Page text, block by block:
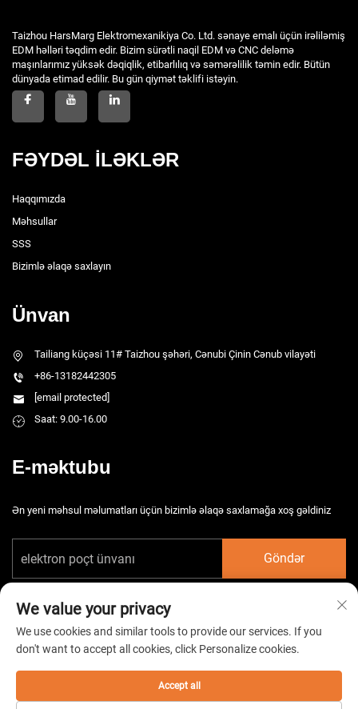
Taizhou HarsMarg Elektromexanikiya Co. Ltd. sənaye emalı üçün irəliləmiş
EDM həlləri təqdim edir. Bizim sürətli naqil EDM və CNC deləmə
maşınlarımız yüksək dəqiqlik, etibarlılıq və səmərəlilik təmin edir. Bütün
dünyada etimad edilir. Bu gün qiymət təklifi istəyin.
FƏYDƏL İLƏKLƏR
Haqqımızda
Məhsullar
SSS
Bizimlə əlaqə saxlayın
Ünvan
Tailiang küçəsi 11# Taizhou şəhəri, Cənubi Çinin Cənub vilayəti
+86-13182442305
[email protected]
Saat: 9.00-16.00
E-məktubu
Ən yeni məhsul məlumatları üçün bizimlə əlaqə saxlamağa xoş gəldiniz
Göndər
Copyright © 2026 Çin Taizhou HarsMarg Elektromexaniki Şirkəti Ltd. Bütün
hüquqlar qorunur. - Gizlilik Siyasəti
We value your privacy
We use cookies and similar tools to provide our services. If you
don't want to accept all cookies, click Personalize cookies.
Accept all